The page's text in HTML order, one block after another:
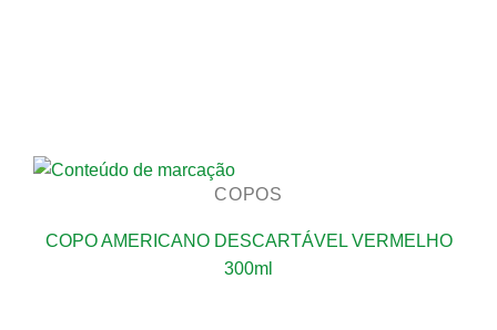
COPOS
COPO AMERICANO DESCARTÁVEL VERMELHO
300ml